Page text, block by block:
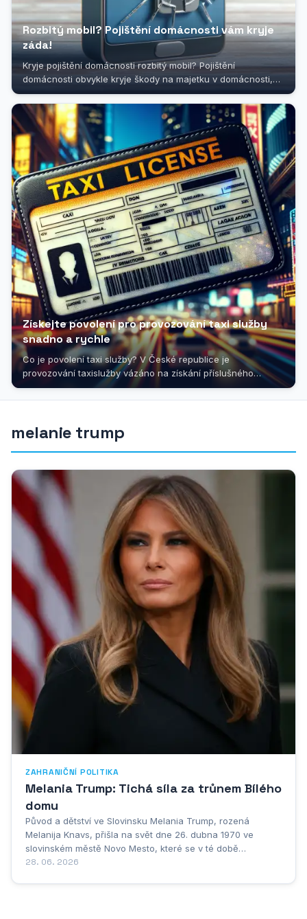
Rozbitý mobil? Pojištění domácnosti vám kryje
záda!
Kryje pojištění domácnosti rozbitý mobil? Pojištění
domácnosti obvykle kryje škody na majetku v domácnosti,
ale vztahuje se i na rozbitý...
Získejte povolení pro provozování taxi služby
snadno a rychle
Co je povolení taxi služby? V České republice je
provozování taxislužby vázáno na získání příslušného
povolení. Bez něj je...
melanie trump
ZAHRANIČNÍ POLITIKA
Melania Trump: Tichá síla za trůnem Bílého
domu
Původ a dětství ve Slovinsku Melania Trump, rozená
Melanija Knavs, přišla na svět dne 26. dubna 1970 ve
slovinském městě Novo Mesto, které se v té době
nacházelo na území tehdejší Socialistické federativní
28. 06. 2026